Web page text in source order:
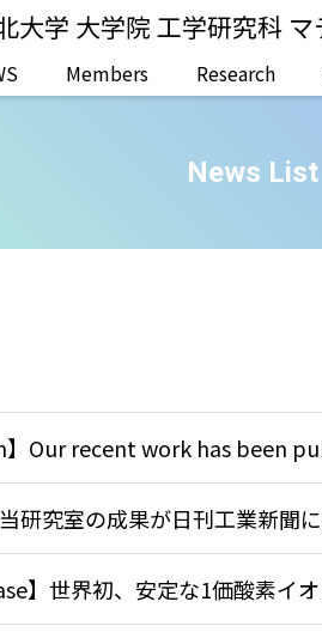
大学 大学院 工学研究科
Members Research
News List
】Our recent work has been
研究室の成果が日刊工業新聞
】世界初、安定な1価酸素イ